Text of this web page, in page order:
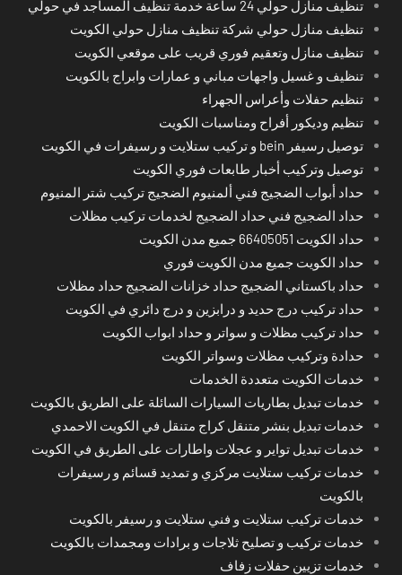
تنظيف منازل حولي 24 ساعة خدمة تنظيف المساجد في حولي
تنظيف منازل حولي شركة تنظيف منازل حولي الكويت
تنظيف منازل وتعقيم فوري قريب على موقعي الكويت
تنظيف و غسيل واجهات مباني و عمارات وابراج بالكويت
تنظيم حفلات وأعراس الجهراء
تنظيم وديكور أفراح ومناسبات الكويت
توصيل رسيفر bein و تركيب ستلايت و رسيفرات في الكويت
توصيل وتركيب أخبار طابعات فوري الكويت
حداد أبواب الضجيج فني ألمنيوم الضجيج تركيب شتر المنيوم
حداد الضجيج فني حداد الضجيج لخدمات تركيب مظلات
حداد الكويت 66405051 جميع مدن الكويت
حداد الكويت جميع مدن الكويت فوري
حداد باكستاني الضجيج حداد خزانات الضجيج حداد مظلات
حداد تركيب درج حديد و درابزين و درج دائري في الكويت
حداد تركيب مظلات و سواتر و حداد ابواب الكويت
حدادة وتركيب مظلات وسواتر الكويت
خدمات الكويت متعددة الخدمات
خدمات تبديل بطاريات السيارات السائلة على الطريق بالكويت
خدمات تبديل بنشر متنقل كراج متنقل في الكويت الاحمدي
خدمات تبديل تواير و عجلات واطارات على الطريق في الكويت
خدمات تركيب ستلايت مركزي و تمديد قسائم و رسيفرات
بالكويت
خدمات تركيب ستلايت و فني ستلايت و رسيفر بالكويت
خدمات تركيب و تصليح ثلاجات و برادات ومجمدات بالكويت
خدمات تزيين حفلات زفاف